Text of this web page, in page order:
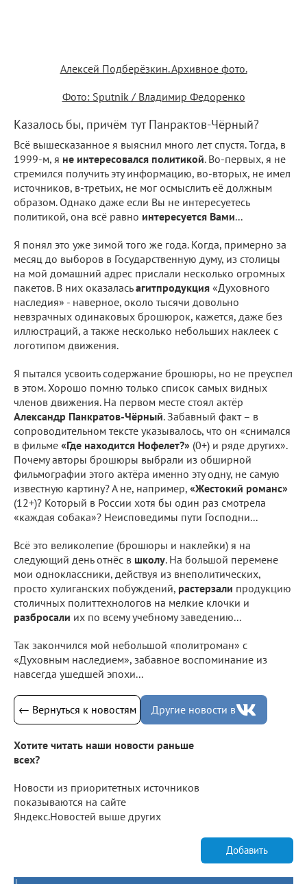
Алексей Подберёзкин. Архивное фото.
Фото: Sputnik / Владимир Федоренко
Казалось бы, причём тут Панрактов-Чёрный?
Всё вышесказанное я выяснил много лет спустя. Тогда, в
1999-м, я не интересовался политикой. Во-первых, я не
стремился получить эту информацию, во-вторых, не имел
источников, в-третьих, не мог осмыслить её должным
образом. Однако даже если Вы не интересуетесь
политикой, она всё равно интересуется Вами...
Я понял это уже зимой того же года. Когда, примерно за
месяц до выборов в Государственную думу, из столицы
на мой домашний адрес прислали несколько огромных
пакетов. В них оказаласьагитпродукция «Духовного
наследия» - наверное, около тысячи довольно
невзрачных одинаковых брошюрок, кажется, даже без
иллюстраций, а также несколько небольших наклеек с
логотипом движения.
Я пытался усвоить содержание брошюры, но не преуспел
в этом. Хорошо помню только список самых видных
членов движения. На первом месте стоял актёр
Александр Панкратов-Чёрный. Забавный факт – в
сопроводительном тексте указывалось, что он «снимался
в фильме «Где находится Нофелет?» (0+) и ряде других».
Почему авторы брошюры выбрали из обширной
фильмографии этого актёра именно эту одну, не самую
известную картину? А не, например, «Жестокий романс»
(12+)? Который в России хотя бы один раз смотрела
«каждая собака»? Неисповедимы пути Господни...
Всё это великолепие (брошюры и наклейки) я на
следующий день отнёс в школу. На большой перемене
мои одноклассники, действуя из внеполитических,
просто хулиганских побуждений, растерзали продукцию
столичных политтехнологов на мелкие клочки и
разбросали их по всему учебному заведению...
Так закончился мой небольшой «политроман» с
«Духовным наследием», забавное воспоминание из
навсегда ушедшей эпохи...
← Вернуться к новостям Другие новости в
Хотите читать наши новости раньше
всех?
Новости из приоритетных источников
показываются на сайте
Яндекс.Новостей выше других
Добавить